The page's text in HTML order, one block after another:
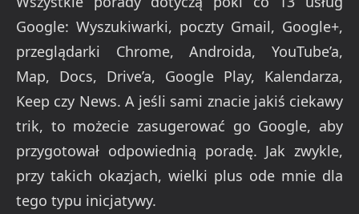
Google: Wyszukiwarki, poczty Gmail, Google+,
przeglądarki Chrome, Androida, YouTube’a,
Map, Docs, Drive’a, Google Play, Kalendarza,
Keep czy News. A jeśli sami znacie jakiś ciekawy
trik, to możecie zasugerować go Google, aby
przygotował odpowiednią poradę. Jak zwykle,
przy takich okazjach, wielki plus ode mnie dla
tego typu inicjatywy.